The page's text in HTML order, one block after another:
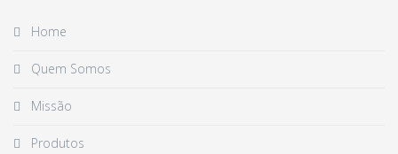
Home
Quem Somos
Missão
Produtos